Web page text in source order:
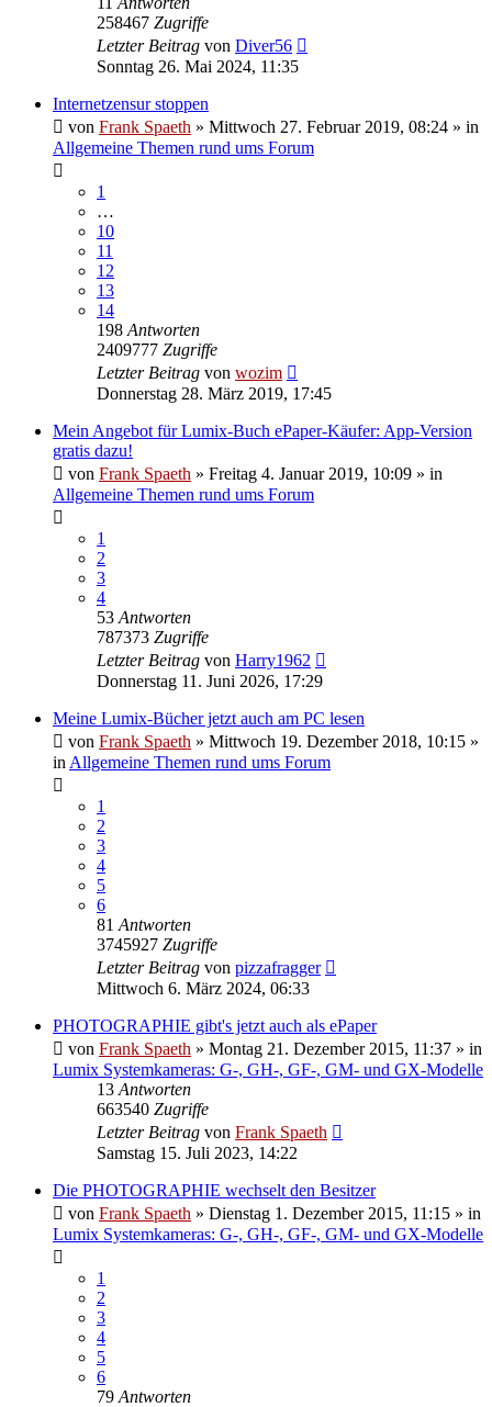
258467 Zugriffe
Letzter Beitrag von Diver56
Sonntag 26. Mai 2024, 11:35
Internetzensur stoppen
von Frank Spaeth » Mittwoch 27. Februar 2019, 08:24 » in
Allgemeine Themen rund ums Forum
1
…
10
11
12
13
14
198 Antworten
2409777 Zugriffe
Letzter Beitrag von wozim
Donnerstag 28. März 2019, 17:45
Mein Angebot für Lumix-Buch ePaper-Käufer: App-Version
gratis dazu!
von Frank Spaeth » Freitag 4. Januar 2019, 10:09 » in
Allgemeine Themen rund ums Forum
1
2
3
4
53 Antworten
787373 Zugriffe
Letzter Beitrag von Harry1962
Donnerstag 11. Juni 2026, 17:29
Meine Lumix-Bücher jetzt auch am PC lesen
von Frank Spaeth » Mittwoch 19. Dezember 2018, 10:15 »
in Allgemeine Themen rund ums Forum
1
2
3
4
5
6
81 Antworten
3745927 Zugriffe
Letzter Beitrag von pizzafragger
Mittwoch 6. März 2024, 06:33
PHOTOGRAPHIE gibt's jetzt auch als ePaper
von Frank Spaeth » Montag 21. Dezember 2015, 11:37 » in
Lumix Systemkameras: G-, GH-, GF-, GM- und GX-Modelle
13 Antworten
663540 Zugriffe
Letzter Beitrag von Frank Spaeth
Samstag 15. Juli 2023, 14:22
Die PHOTOGRAPHIE wechselt den Besitzer
von Frank Spaeth » Dienstag 1. Dezember 2015, 11:15 » in
Lumix Systemkameras: G-, GH-, GF-, GM- und GX-Modelle
1
2
3
4
5
6
79 Antworten